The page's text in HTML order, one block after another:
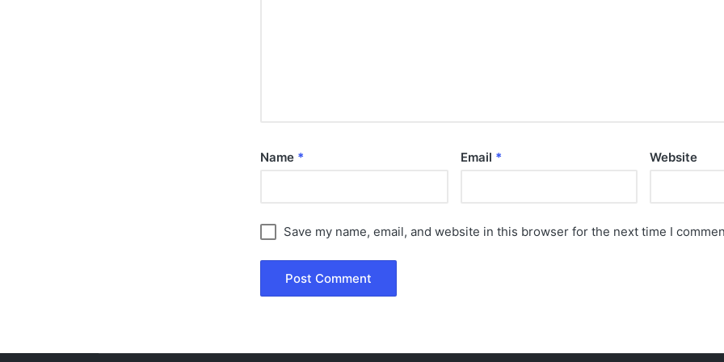
Name * Email * Website
Save my name, email, and website in this browser for the next time I